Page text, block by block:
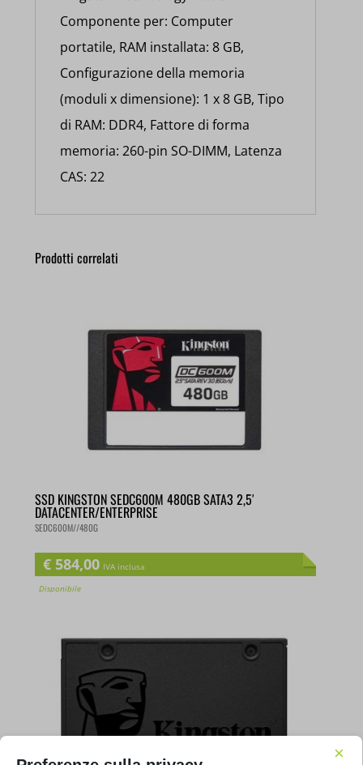
Componente per: Computer
portatile, RAM installata: 8 GB,
Configurazione della memoria
(moduli x dimensione): 1 x 8 GB, Tipo
di RAM: DDR4, Fattore di forma
memoria: 260-pin SO-DIMM, Latenza
CAS: 22
Prodotti correlati
SSD KINGSTON SEDC600M 480GB SATA3 2,5′
DATACENTER/ENTERPRISE
SEDC600M//480G
€ 584,00 IVA inclusa
Disponibile